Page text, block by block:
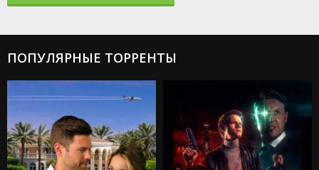
ПОПУЛЯРНЫЕ ТОРРЕНТЫ